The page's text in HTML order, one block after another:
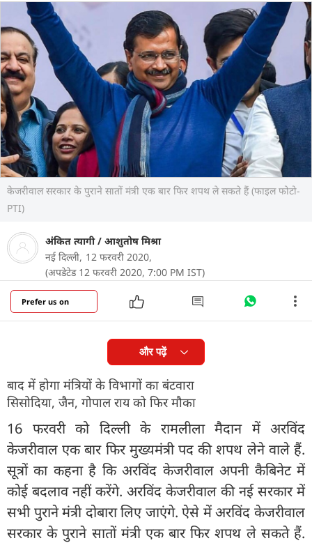
केजरीवाल सरकार के पुराने सातों मंत्री एक बार फिर शपथ ले सकते हैं (फाइल फोटो-
PTI)
अंकित त्‍यागी/ आशुतोष मिश्रा
नई दिल्ली, 12 फरवरी 2020,
(अपडेटेड 12 फरवरी 2020, 7:00 PM IST)
Prefer us on
और पढ़ें
बाद में होगा मंत्रियों के विभागों का बंटवारा
सिसोदिया, जैन, गोपाल राय को फिर मौका
16 फरवरी को दिल्ली के रामलीला मैदान में अरविंद
केजरीवाल एक बार फिर मुख्यमंत्री पद की शपथ लेने वाले हैं.
सूत्रों का कहना है कि अरविंद केजरीवाल अपनी कैबिनेट में
कोई बदलाव नहीं करेंगे. अरविंद केजरीवाल की नई सरकार में
सभी पुराने मंत्री दोबारा लिए जाएंगे. ऐसे में अरविंद केजरीवाल
सरकार के पुराने सातों मंत्री एक बार फिर शपथ ले सकते हैं.